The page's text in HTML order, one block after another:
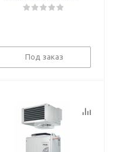
Под заказ